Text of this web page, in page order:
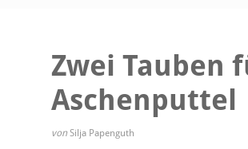
Zwei Tauben
Aschenputtel
von Silja Papenguth